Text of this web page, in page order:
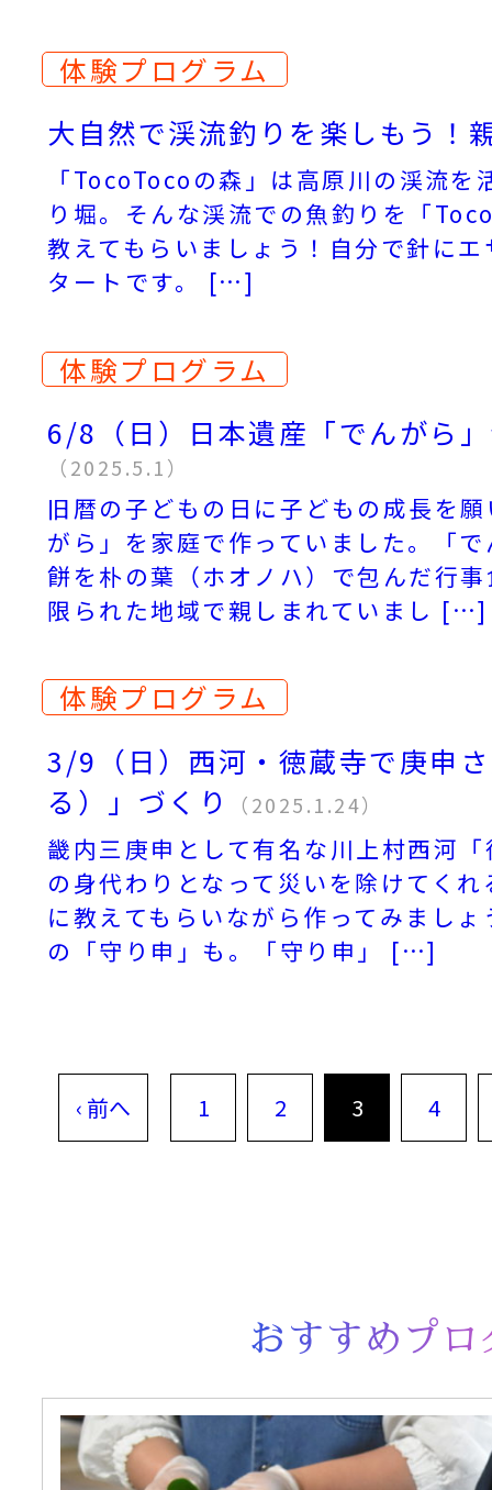
体験プログラム
大自然で渓流釣りを楽しもう！
「TocoTocoの森」は高原川の渓流
り堀。そんな渓流での魚釣りを「
教えてもらいましょう！自分で針に
タートです。 […]
体験プログラム
6/8（日）日本遺産「でんがら
（2025.5.1）
旧暦の子どもの日に子どもの成長を
がら」を家庭で作っていました。「
餅を朴の葉（ホオノハ）で包んだ行
限られた地域で親しまれていまし […]
体験プログラム
3/9（日）西河・徳蔵寺で庚申
る）」づくり
（2025.1.24）
畿内三庚申として有名な川上村西河
の身代わりとなって災いを除けてく
に教えてもらいながら作ってみまし
の「守り申」も。「守り申」 […]
‹ 前へ 1 2 3 4
おすすめプロ